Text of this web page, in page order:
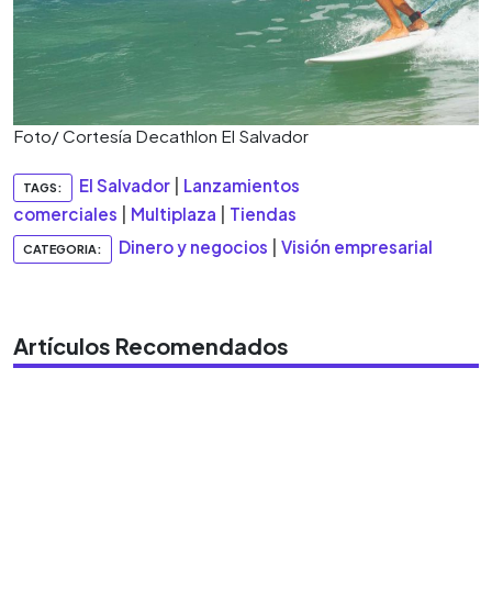
Foto/ Cortesía Decathlon El Salvador
TAGS: El Salvador
Lanzamientos
comerciales
Multiplaza Tiendas
CATEGORIA: Dinero y negocios Visión empresarial
Artículos Recomendados